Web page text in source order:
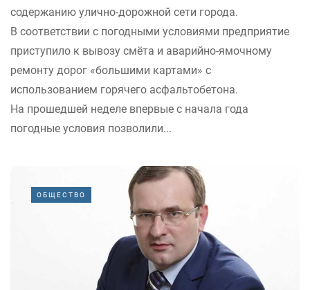
содержанию улично-дорожной сети города.
В соответствии с погодными условиями предприятие
приступило к вывозу смёта и аварийно-ямочному
ремонту дорог «большими картами» с
использованием горячего асфальтобетона.
На прошедшей неделе впервые с начала года
погодные условия позволили...
ОБЩЕСТВО